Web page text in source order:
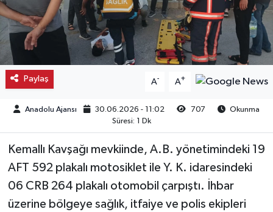
Paylaş A- A+
Anadolu Ajansı 30.06.2026 - 11:02 707
Okunma
Süresi: 1 Dk
Kemallı Kavşağı mevkiinde, A.B. yönetimindeki 19
AFT 592 plakalı motosiklet ile Y. K. idaresindeki
06 CRB 264 plakalı otomobil çarpıştı. İhbar
üzerine bölgeye sağlık, itfaiye ve polis ekipleri
Kargı
Laçin
Mecitözü
Osmancık
Sungurlu